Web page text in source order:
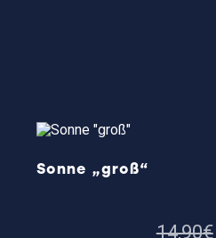
Sonne „groß“
14,90€